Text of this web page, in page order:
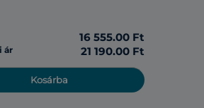
16 555.00 Ft
ár 21 190.00 Ft
Kosárba